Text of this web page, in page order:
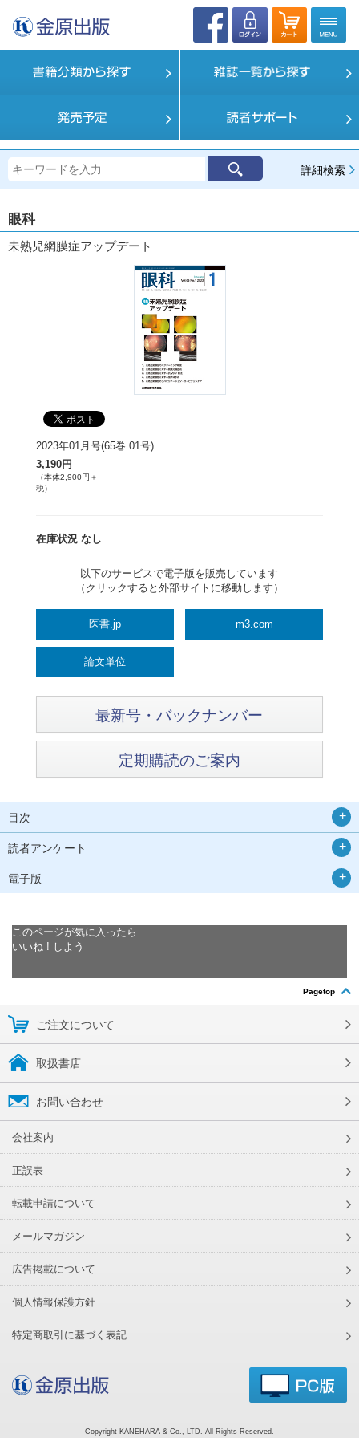
詳細検索
眼科
未熟児網膜症アップデート
2023年01月号(65巻 01号)
3,190円
（本体2,900円＋
税）
在庫状況 なし
以下のサービスで電子版を販売しています
（クリックすると外部サイトに移動します）
医書.jp m3.com
論文単位
最新号・バックナンバー
定期購読のご案内
目次
読者アンケート
電子版
このページが気に入ったら
いいね ! しよう
Pagetop
ご注文について
取扱書店
お問い合わせ
会社案内
正誤表
転載申請について
メールマガジン
広告掲載について
個人情報保護方針
特定商取引に基づく表記
Copyright KANEHARA & Co., LTD. All Rights Reserved.